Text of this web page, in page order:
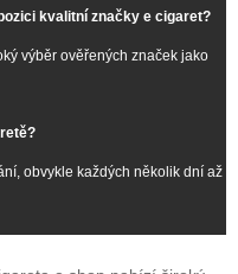
kvalitní značky e cigaret?
výběr ověřených značek jako
obvykle každých několik dní až